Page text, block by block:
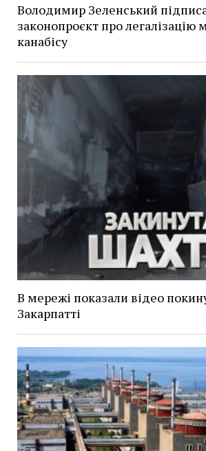
Володимир Зеленський
законопроєкт про легалізацію
канабісу
В мережі показали відео
Закарпатті